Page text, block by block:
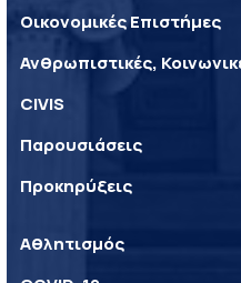
Οικονομικές Επιστήμες
Ανθρωπιστικές,
CIVIS
Παρουσιάσεις
Προκηρύξεις
Αθλητισμός